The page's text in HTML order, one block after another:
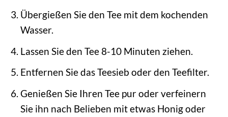
Übergießen Sie den Tee mit dem kochenden
Wasser.
Lassen Sie den Tee 8-10 Minuten ziehen.
Entfernen Sie das Teesieb oder den Teefilter.
Genießen Sie Ihren Tee pur oder verfeinern
Sie ihn nach Belieben mit etwas Honig oder